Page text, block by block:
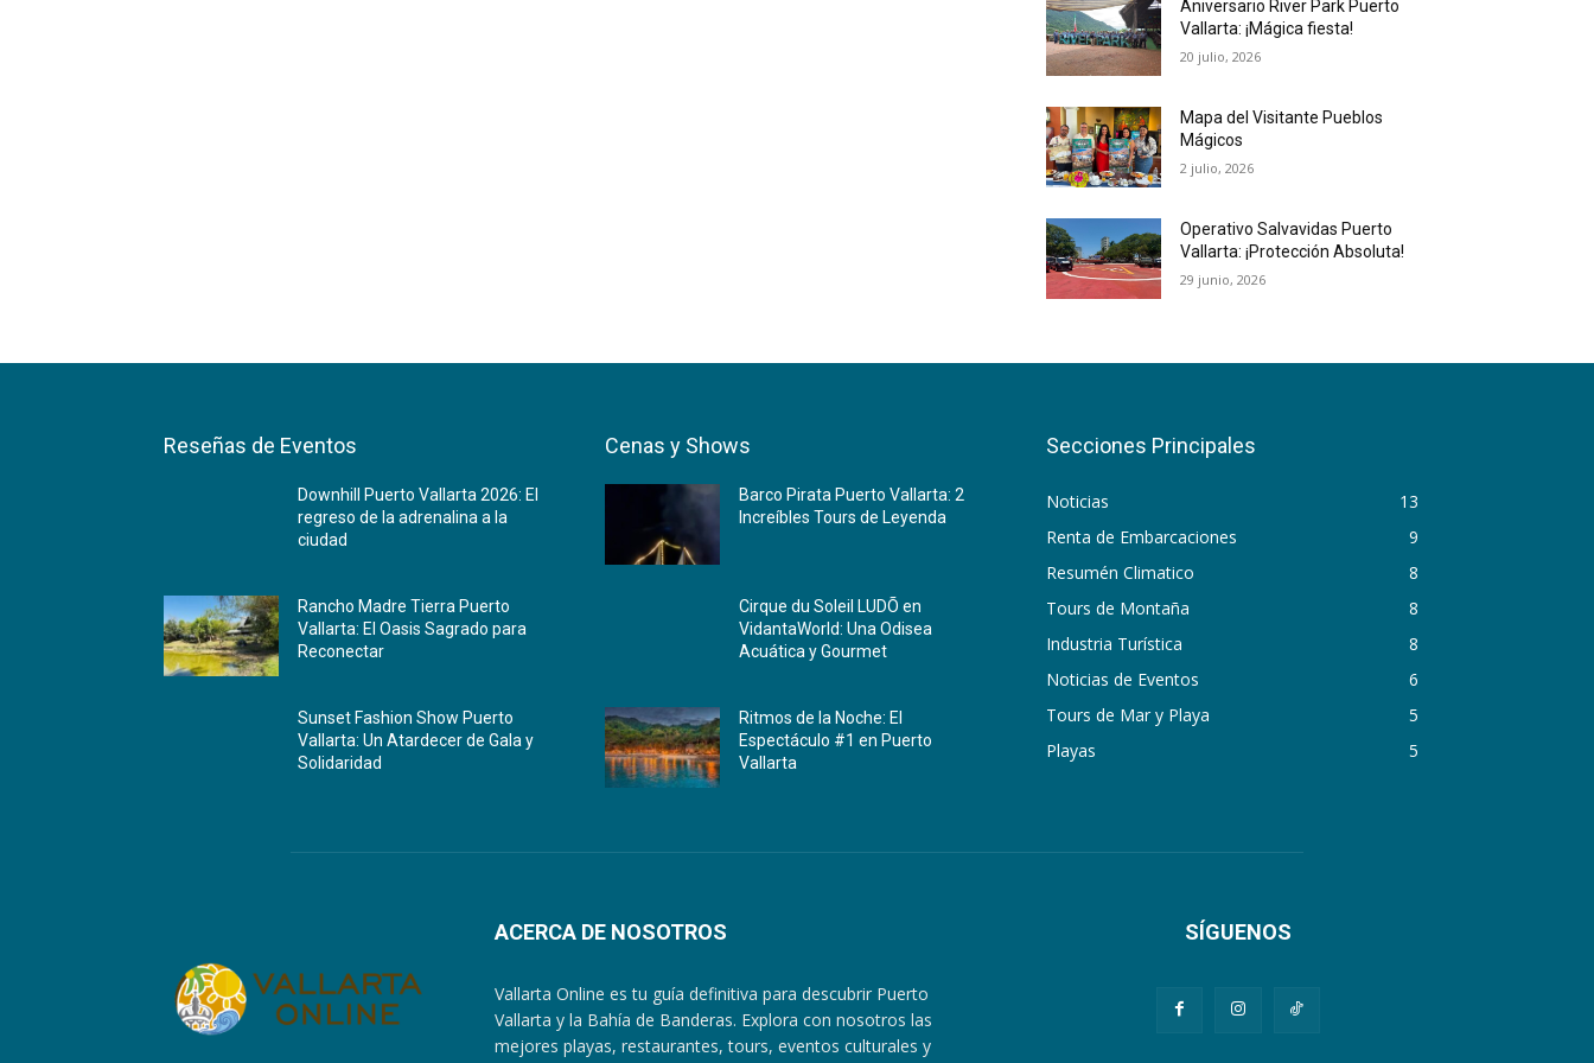
Aniversario River Park Puerto
Vallarta: ¡Mágica fiesta!
20 julio, 2026
Mapa del Visitante Pueblos
Mágicos
2 julio, 2026
Operativo Salvavidas Puerto
Vallarta: ¡Protección Absoluta!
29 junio, 2026
Reseñas de Eventos
Downhill Puerto Vallarta 2026: El
regreso de la adrenalina a la
ciudad
Rancho Madre Tierra Puerto
Vallarta: El Oasis Sagrado para
Reconectar
Sunset Fashion Show Puerto
Vallarta: Un Atardecer de Gala y
Solidaridad
Cenas y Shows
Barco Pirata Puerto Vallarta: 2
Increíbles Tours de Leyenda
Cirque du Soleil LUDÕ en
VidantaWorld: Una Odisea
Acuática y Gourmet
Ritmos de la Noche: El
Espectáculo #1 en Puerto
Vallarta
Secciones Principales
Noticias
13
Renta de Embarcaciones
9
Resumén Climatico
8
Tours de Montaña
8
Industria Turística
8
Noticias de Eventos
6
Tours de Mar y Playa
5
Playas
5
ACERCA DE NOSOTROS
Vallarta Online es tu guía definitiva para descubrir Puerto
Vallarta y la Bahía de Banderas. Explora con nosotros las
mejores playas, restaurantes, tours, eventos culturales y
SÍGUENOS